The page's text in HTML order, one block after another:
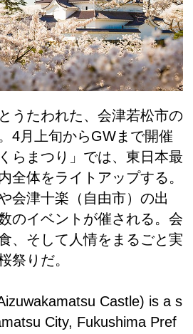
うたわれた、会津若松市の
4月上旬からGWまで開催
らまつり」では、東日本最
全体をライトアップする。
会津十楽（自由市）の出
のイベントが催される。会
、そして人情をまるごと実
祭りだ。
Castle) is a s
City, Fukushima Pref